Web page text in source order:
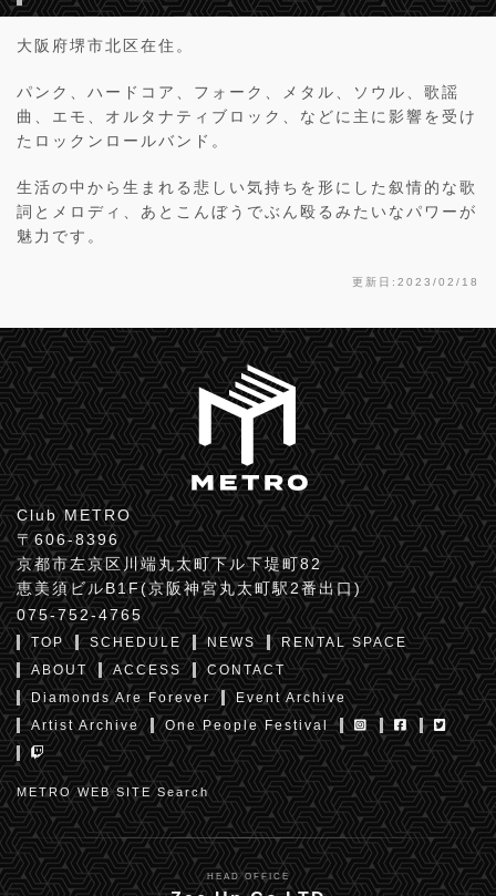
大阪府堺市北区在住。
パンク、ハードコア、フォーク、メタル、ソウル、歌謡
曲、エモ、オルタナティブロック、などに主に影響を受け
たロックンロールバンド。
生活の中から生まれる悲しい気持ちを形にした叙情的な歌
詞とメロディ、あとこんぼうでぶん殴るみたいなパワーが
魅力です。
更新日:2023/02/18
Club METRO
〒606-8396
京都市左京区川端丸太町下ル下堤町82
恵美須ビルB1F(京阪神宮丸太町駅2番出口)
075-752-4765
TOP SCHEDULE NEWS
RENTAL SPACE
ABOUT
ACCESS
CONTACT
Diamonds Are Forever
Event Archive
Artist Archive
One People Festival
METRO WEB SITE Search
HEAD OFFICE